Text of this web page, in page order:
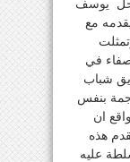
يوسف
مع
في
شباب
بنفس
والواقع ان
هذه
عليه